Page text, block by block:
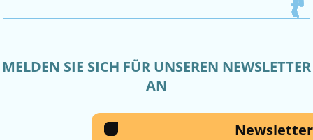
MELDEN SIE SICH FÜR UNSEREN NEWSLETTER
AN
Newsletter